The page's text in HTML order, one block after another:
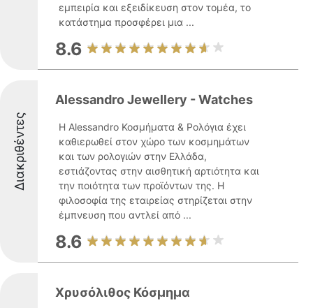
εμπειρία και εξειδίκευση στον τομέα, το
κατάστημα προσφέρει μια ...
8.6
Διακριθέντες
Alessandro Jewellery - Watches
Η Alessandro Κοσμήματα & Ρολόγια έχει
καθιερωθεί στον χώρο των κοσμημάτων
και των ρολογιών στην Ελλάδα,
εστιάζοντας στην αισθητική αρτιότητα και
την ποιότητα των προϊόντων της. Η
φιλοσοφία της εταιρείας στηρίζεται στην
έμπνευση που αντλεί από ...
8.6
Χρυσόλιθος Κόσμημα